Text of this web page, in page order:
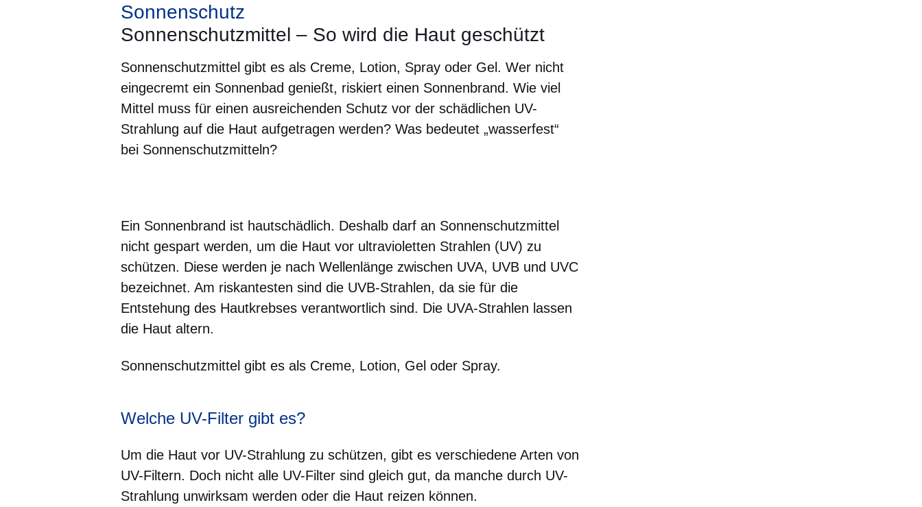
Sonnenschutz
Sonnenschutzmittel – So wird die Haut geschützt
Sonnenschutzmittel gibt es als Creme, Lotion, Spray oder Gel. Wer nicht
eingecremt ein Sonnenbad genießt, riskiert einen Sonnenbrand. Wie viel
Mittel muss für einen ausreichenden Schutz vor der schädlichen UV-
Strahlung auf die Haut aufgetragen werden? Was bedeutet „wasserfest“
bei Sonnenschutzmitteln?
Ein Sonnenbrand ist hautschädlich. Deshalb darf an Sonnenschutzmittel
nicht gespart werden, um die Haut vor ultravioletten Strahlen (UV) zu
schützen. Diese werden je nach Wellenlänge zwischen UVA, UVB und UVC
bezeichnet. Am riskantesten sind die UVB-Strahlen, da sie für die
Entstehung des Hautkrebses verantwortlich sind. Die UVA-Strahlen lassen
die Haut altern.
Sonnenschutzmittel gibt es als Creme, Lotion, Gel oder Spray.
Welche UV-Filter gibt es?
Um die Haut vor UV-Strahlung zu schützen, gibt es verschiedene Arten von
UV-Filtern. Doch nicht alle UV-Filter sind gleich gut, da manche durch UV-
Strahlung unwirksam werden oder die Haut reizen können.